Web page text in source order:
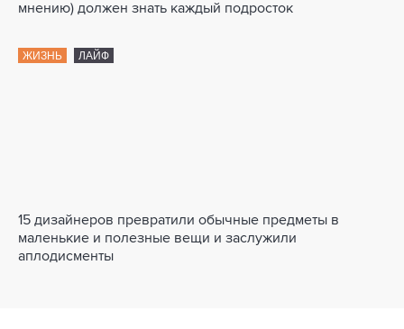
мнению) должен знать каждый подросток
ЖИЗНЬ ЛАЙФ
15 дизайнеров превратили обычные предметы в
маленькие и полезные вещи и заслужили
аплодисменты